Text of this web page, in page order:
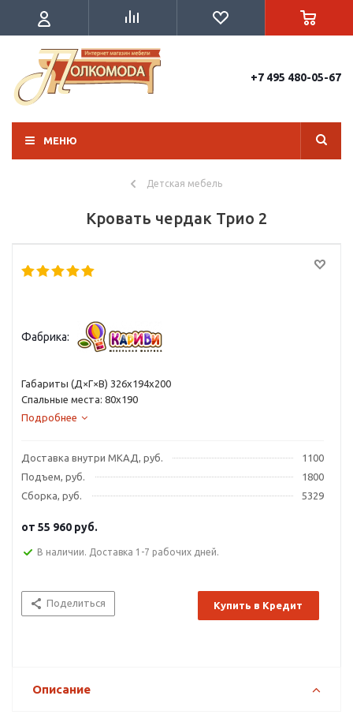
+7 495 480-05-67
МЕНЮ
Детская мебель
Кровать чердак Трио 2
Фабрика:
Габариты (Д×Г×В) 326х194х200
Спальные места: 80х190
Подробнее
Доставка внутри МКАД, руб.
1100
Подъем, руб.
1800
Сборка, руб.
5329
от 55 960 руб.
В наличии. Доставка 1-7 рабочих дней.
Поделиться Купить в Кредит
Описание